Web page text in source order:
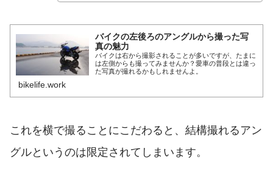
バイクの左後ろのアングルから撮った写
真の魅力
バイクは右から撮影されることが多いですが、たまに
は左側からも撮ってみませんか？愛車の普段とは違っ
た写真が撮れるかもしれませんよ。
bikelife.work
これを横で撮ることにこだわると、結構撮れるアン
グルというのは限定されてしまいます。